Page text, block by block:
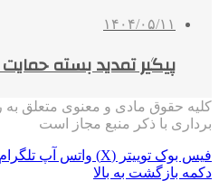
۱۴۰۴/۰۵/۱۱
پیگیر تمدید بسته
کلیه حقوق مادی و معنوی متعلق
برداری با ذکر منبع مجاز است
فیس بوک توییتر (X) واتس آپ تلگرام
دکمه بازگشت به بالا